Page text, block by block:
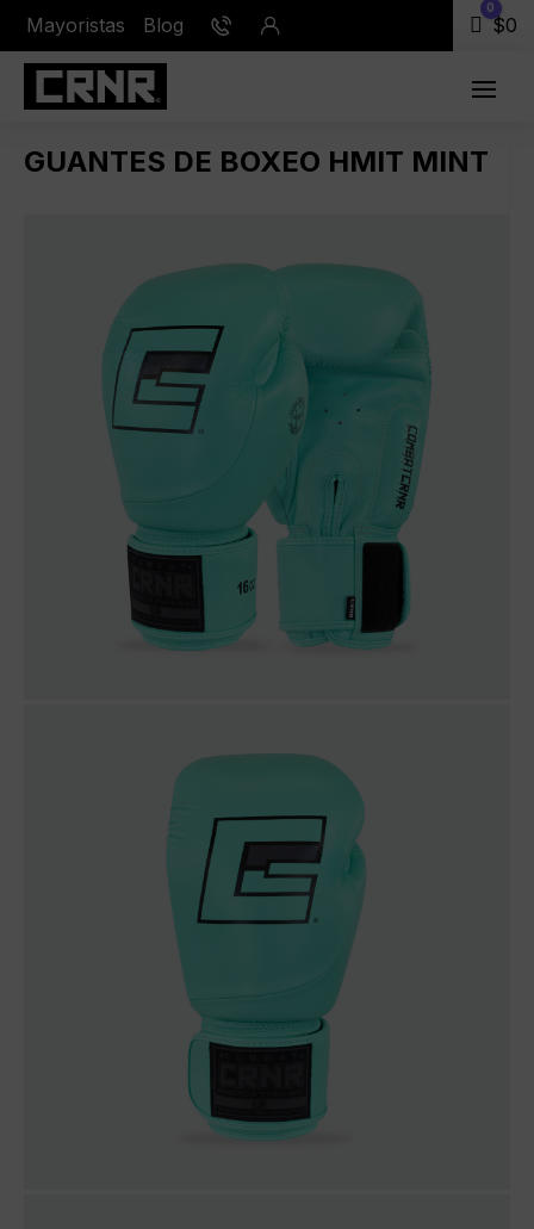
Mayoristas Blog Carro
0
$0
GUANTES DE BOXEO HMIT MINT